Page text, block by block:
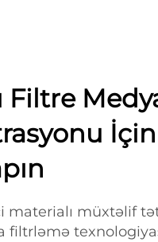
Filtre
materialı müxtəlif
filtrləmə